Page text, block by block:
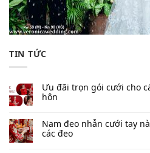
TIN TỨC
Ưu đãi trọn gói cưới cho
hôn
Nam đeo nhẫn cưới tay
các đeo